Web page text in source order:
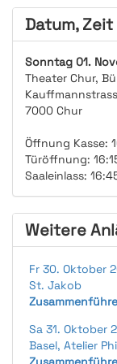
Datum,
Sonntag 01.
Theater Chur,
7000 Chur
Öffnung Kasse:
Türöffnung:
Saaleinlass:
Weitere
Fr 30. Oktober
St. Jakob
Sa 31. Oktober
Basel, Atelier